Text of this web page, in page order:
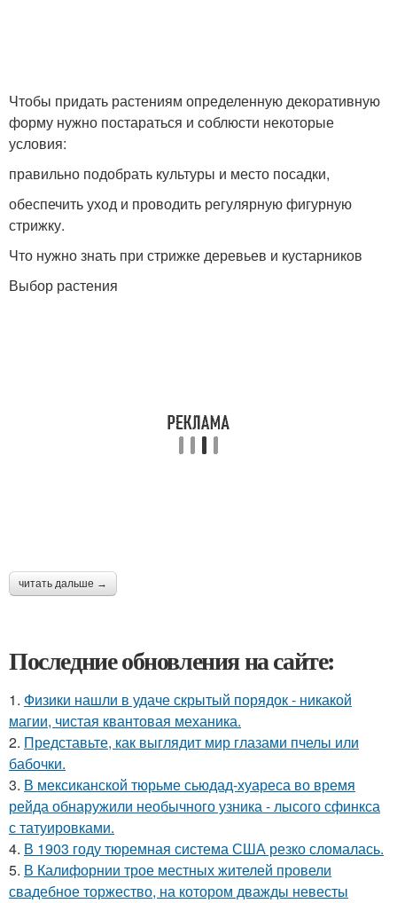
Чтобы придать растениям определенную декоративную
форму нужно постараться и соблюсти некоторые
условия:
правильно подобрать культуры и место посадки,
обеспечить уход и проводить регулярную фигурную
стрижку.
Что нужно знать при стрижке деревьев и кустарников
Выбор растения
читать дальше →
Последние обновления на сайте:
1. Физики нашли в удаче скрытый порядок - никакой
магии, чистая квантовая механика.
2. Представьте, как выглядит мир глазами пчелы или
бабочки.
3. В мексиканской тюрьме сьюдад-хуареса во время
рейда обнаружили необычного узника - лысого сфинкса
с татуировками.
4. В 1903 году тюремная система США резко сломалась.
5. В Калифорнии трое местных жителей провели
свадебное торжество, на котором дважды невесты